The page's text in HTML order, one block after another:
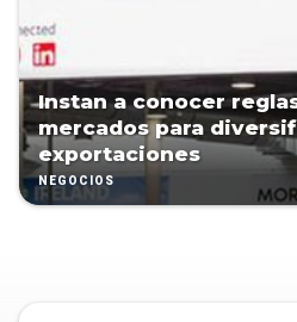
Instan a conocer
mercados para
exportaciones
NEGOCIOS